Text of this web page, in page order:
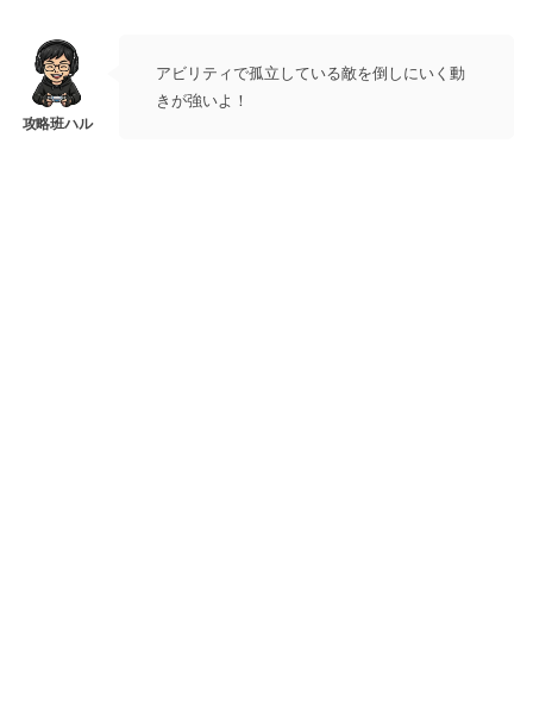
アビリティで孤立している敵を倒しにいく動
きが強いよ！